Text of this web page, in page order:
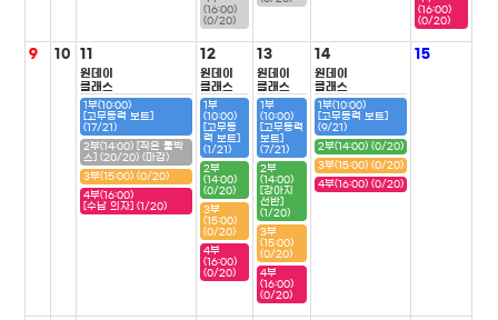
(16:00)
(0/20)
(16:00)
(0/20)
9 10 11
원데이
클래스
1부(10:00)
[고무동력 보트]
(17/21)
2부(14:00) [작은 툴박
스] (20/20) (마감)
3부(15:00) (0/20)
4부(16:00)
[수납 의자] (1/20)
12
원데이
클래스
1부
(10:00)
[고무동
력 보트]
(1/21)
2부
(14:00)
(0/20)
3부
(15:00)
(0/20)
4부
(16:00)
(0/20)
13
원데이
클래스
1부
(10:00)
[고무동력
보트]
(7/21)
2부
(14:00)
[강아지
선반]
(1/20)
3부
(15:00)
(0/20)
4부
(16:00)
(0/20)
14
원데이
클래스
1부(10:00)
[고무동력 보트]
(9/21)
2부(14:00) (0/20)
3부(15:00) (0/20)
4부(16:00) (0/20)
15